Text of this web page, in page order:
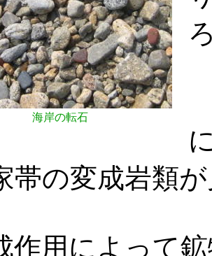
海岸の転石
帯の変成岩類
用によって